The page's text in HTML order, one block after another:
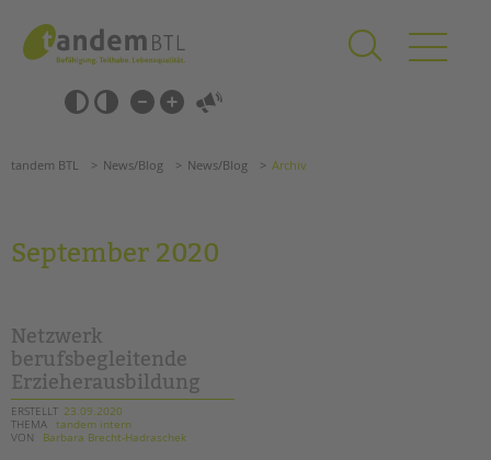
springen
Barrierefrei-
Einstellungen
überspringen
überspringen
Grundschulen
Förderzentren
Kollegs
EFöB
Schulbezogene Sozialarbeit
Tagesgruppen
tandem BTL News/Blog News/Blog Archiv
September 2020
Netzwerk
berufsbegleitende
Erzieherausbildung
ERSTELLT 23.09.2020
THEMA tandem intern
VON
Barbara Brecht-Hadraschek